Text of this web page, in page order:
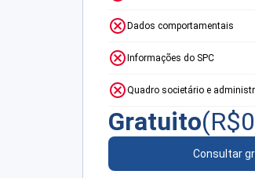
Dados comportamentais
Informações do SPC
Quadro societário e
Gratuito(R$
Consultar